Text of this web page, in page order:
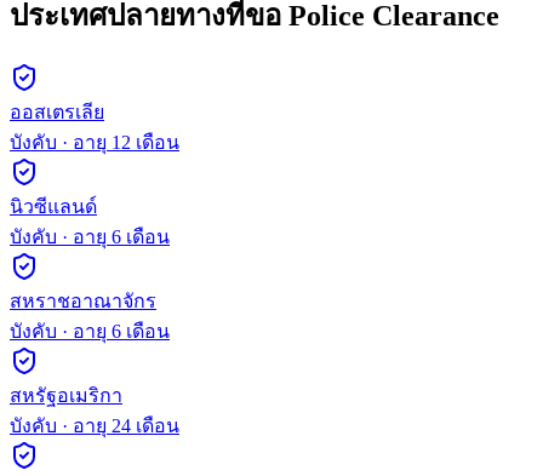
ประเทศปลายทางที่ขอ Police Clearance
ออสเตรเลีย
บังคับ · อายุ 12 เดือน
นิวซีแลนด์
บังคับ · อายุ 6 เดือน
สหราชอาณาจักร
บังคับ · อายุ 6 เดือน
สหรัฐอเมริกา
บังคับ · อายุ 24 เดือน